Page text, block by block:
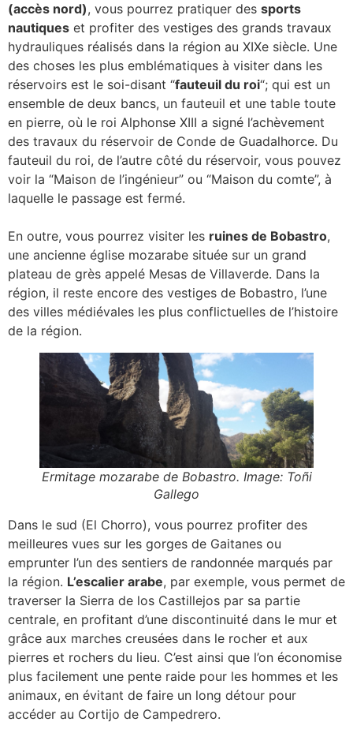
(accès nord), vous pourrez pratiquer des sports
nautiques et profiter des vestiges des grands travaux
hydrauliques réalisés dans la région au XIXe siècle. Une
des choses les plus emblématiques à visiter dans les
réservoirs est le soi-disant “fauteuil du roi“; qui est un
ensemble de deux bancs, un fauteuil et une table toute
en pierre, où le roi Alphonse XIII a signé l’achèvement
des travaux du réservoir de Conde de Guadalhorce. Du
fauteuil du roi, de l’autre côté du réservoir, vous pouvez
voir la “Maison de l’ingénieur” ou “Maison du comte”, à
laquelle le passage est fermé.
En outre, vous pourrez visiter les ruines de Bobastro,
une ancienne église mozarabe située sur un grand
plateau de grès appelé Mesas de Villaverde. Dans la
région, il reste encore des vestiges de Bobastro, l’une
des villes médiévales les plus conflictuelles de l’histoire
de la région.
Ermitage mozarabe de Bobastro. Image: Toñi
Gallego
Dans le sud (El Chorro), vous pourrez profiter des
meilleures vues sur les gorges de Gaitanes ou
emprunter l’un des sentiers de randonnée marqués par
la région. L’escalier arabe, par exemple, vous permet de
traverser la Sierra de los Castillejos par sa partie
centrale, en profitant d’une discontinuité dans le mur et
grâce aux marches creusées dans le rocher et aux
pierres et rochers du lieu. C’est ainsi que l’on économise
plus facilement une pente raide pour les hommes et les
animaux, en évitant de faire un long détour pour
accéder au Cortijo de Campedrero.